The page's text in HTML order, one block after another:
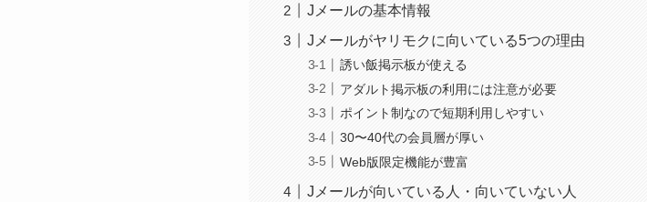
Jメールの基本情報
Jメールがヤリモクに向いている5つの理由
誘い飯掲示板が使える
アダルト掲示板の利用には注意が必要
ポイント制なので短期利用しやすい
30〜40代の会員層が厚い
Web版限定機能が豊富
Jメールが向いている人・向いていない人